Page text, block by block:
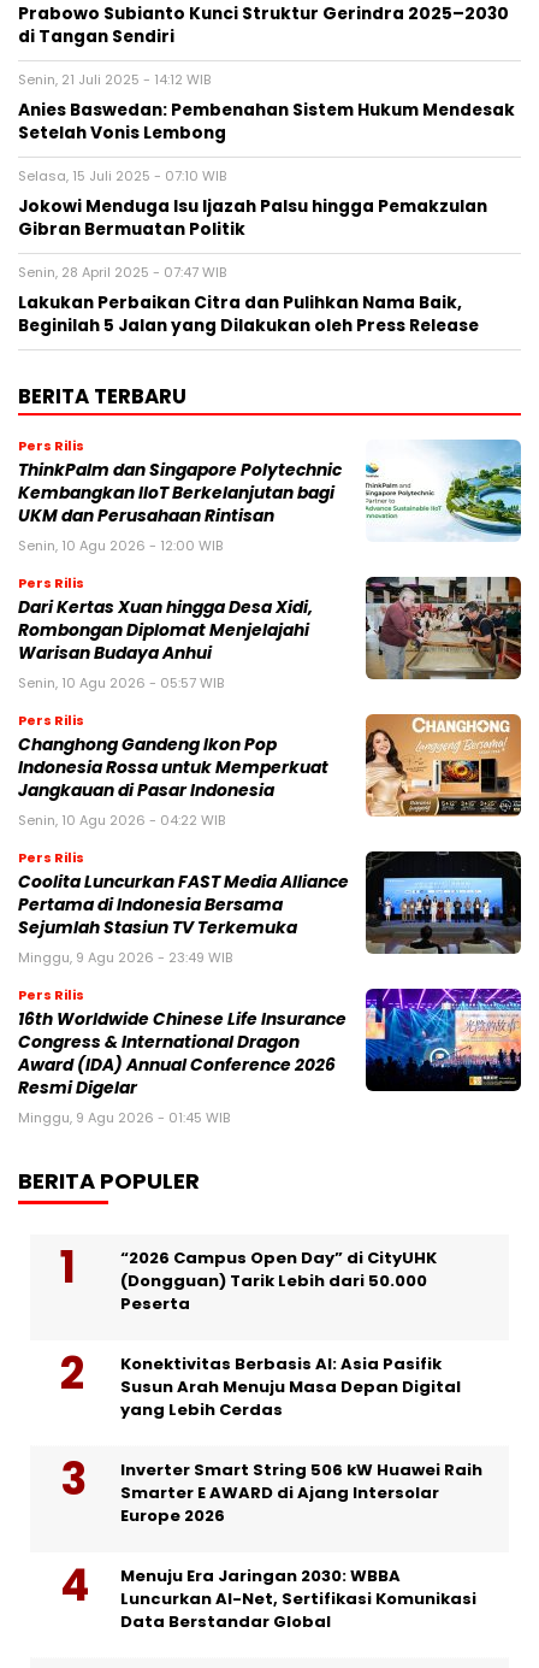
Prabowo Subianto Kunci Struktur Gerindra 2025–2030
di Tangan Sendiri
Senin, 21 Juli 2025 - 14:12 WIB
Anies Baswedan: Pembenahan Sistem Hukum Mendesak
Setelah Vonis Lembong
Selasa, 15 Juli 2025 - 07:10 WIB
Jokowi Menduga Isu Ijazah Palsu hingga Pemakzulan
Gibran Bermuatan Politik
Senin, 28 April 2025 - 07:47 WIB
Lakukan Perbaikan Citra dan Pulihkan Nama Baik,
Beginilah 5 Jalan yang Dilakukan oleh Press Release
BERITA TERBARU
Pers Rilis
ThinkPalm dan Singapore Polytechnic
Kembangkan IIoT Berkelanjutan bagi
UKM dan Perusahaan Rintisan
Senin, 10 Agu 2026 - 12:00 WIB
Pers Rilis
Dari Kertas Xuan hingga Desa Xidi,
Rombongan Diplomat Menjelajahi
Warisan Budaya Anhui
Senin, 10 Agu 2026 - 05:57 WIB
Pers Rilis
Changhong Gandeng Ikon Pop
Indonesia Rossa untuk Memperkuat
Jangkauan di Pasar Indonesia
Senin, 10 Agu 2026 - 04:22 WIB
Pers Rilis
Coolita Luncurkan FAST Media Alliance
Pertama di Indonesia Bersama
Sejumlah Stasiun TV Terkemuka
Minggu, 9 Agu 2026 - 23:49 WIB
Pers Rilis
16th Worldwide Chinese Life Insurance
Congress & International Dragon
Award (IDA) Annual Conference 2026
Resmi Digelar
Minggu, 9 Agu 2026 - 01:45 WIB
BERITA POPULER
“2026 Campus Open Day” di CityUHK
(Dongguan) Tarik Lebih dari 50.000
Peserta
Konektivitas Berbasis AI: Asia Pasifik
Susun Arah Menuju Masa Depan Digital
yang Lebih Cerdas
Inverter Smart String 506 kW Huawei Raih
Smarter E AWARD di Ajang Intersolar
Europe 2026
Menuju Era Jaringan 2030: WBBA
Luncurkan AI-Net, Sertifikasi Komunikasi
Data Berstandar Global